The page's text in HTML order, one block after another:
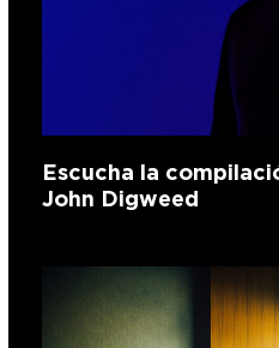
Escucha la
John Digweed